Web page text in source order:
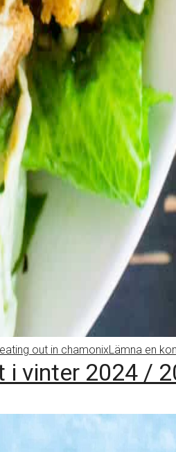
eating out in chamonixLämna en
i vinter 2024 /